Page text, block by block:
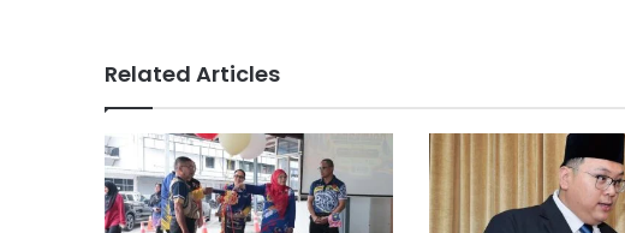
g
a
n
d
i
p
k
e
t
i
g
Related Articles